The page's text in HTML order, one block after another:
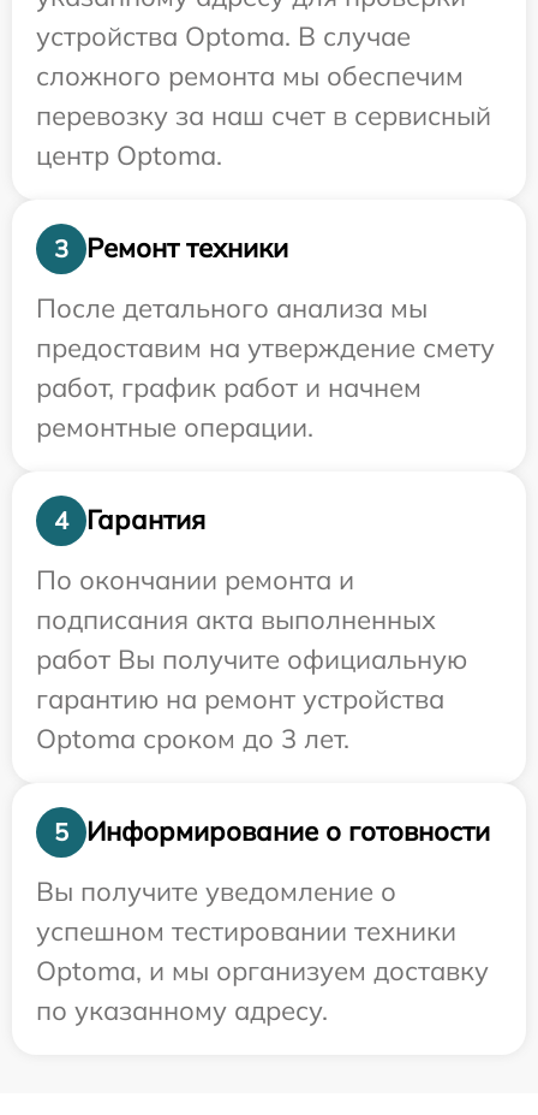
устройства Optoma. В случае
сложного ремонта мы обеспечим
перевозку за наш счет в сервисный
центр Optoma.
3
Ремонт техники
После детального анализа мы
предоставим на утверждение смету
работ, график работ и начнем
ремонтные операции.
4
Гарантия
По окончании ремонта и
подписания акта выполненных
работ Вы получите официальную
гарантию на ремонт устройства
Optoma сроком до 3 лет.
5
Информирование о готовности
Вы получите уведомление о
успешном тестировании техники
Optoma, и мы организуем доставку
по указанному адресу.